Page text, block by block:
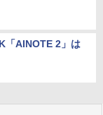
「AINOTE 2」は